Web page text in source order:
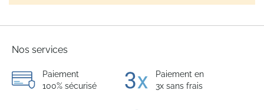
Nos services
Paiement
100% sécurisé
Paiement en
3x sans frais